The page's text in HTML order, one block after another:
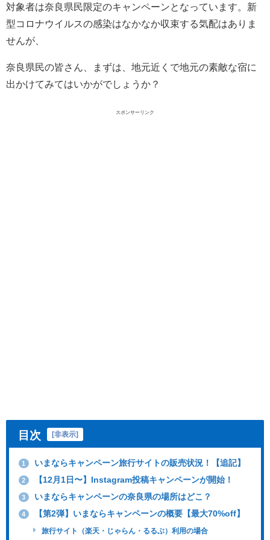
対象者は奈良県民限定のキャンペーンとなっています。新
型コロナウイルスの感染はなかなか収束する気配はありま
せんが、
奈良県民の皆さん、まずは、地元近くで地元の素敵な宿に
出かけてみてはいかがでしょうか？
スポンサーリンク
目次 非表示
1 いまならキャンペーン旅行サイトの販売状況！【追記】
2 【12月1日〜】Instagram投稿キャンペーンが開始！
3 いまならキャンペーンの奈良県の場所はどこ？
4 【第2弾】いまならキャンペーンの概要【最大70%off】
旅行サイト（楽天・じゃらん・るるぶ）利用の場合